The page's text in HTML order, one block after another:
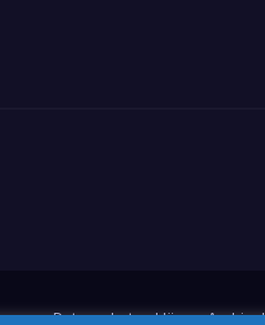
DatenschutzerklärungArchiv